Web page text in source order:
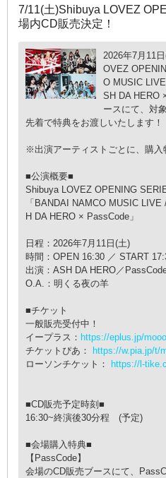
7/11(土)Shibuya LOVEZ
場内CD販売決定！
2026年7月11
OVEZ
O MUSIC
SH DA HERO
ースにて、対
先着で特典をお渡しいたします！
※出演アーティストごとに、購入
■公演概要■
Shibuya LOVEZ OPENING
「BANDAI NAMCO MUSIC
H DA HERO × PassCode」
日程：2026年7月11日(土)
時間：OPEN 16:30 ／ START
出演：ASH DA HERO／
O.A.：明くる夜の羊
■チケット
一般販売受付中！
イープラス： https://eplus.jp/
チケットぴあ：
https://w.pia.jp/t/
ローソンチケット：
https://l-
■CD販売予定時刻■
16:30~終演後30分程 (予定)
■会場購入特典■
【PassCode】
会場のCD販売ブースにて、